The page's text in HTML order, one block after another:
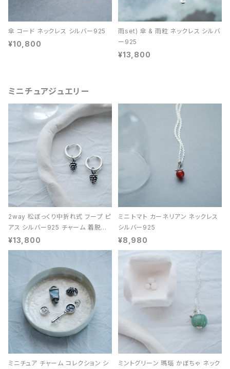
傘 コード ネックレス シルバー925
¥10,800
雨set) 傘 & 雨粒 ネックレス シルバ
ー925
¥13,800
ミニチュアジュエリー
2way 松ぼっくり中折れ式 フープ ピ
アス シルバー925 チャーム 着脱可
能 レディース ユニセックス
¥13,800
ミニ トマト カーネリアン ネックレス
シルバー925
¥8,980
ミニチュア チャーム コレクション シ
ミントグリーン 瑪瑙 かぼちゃ ネック